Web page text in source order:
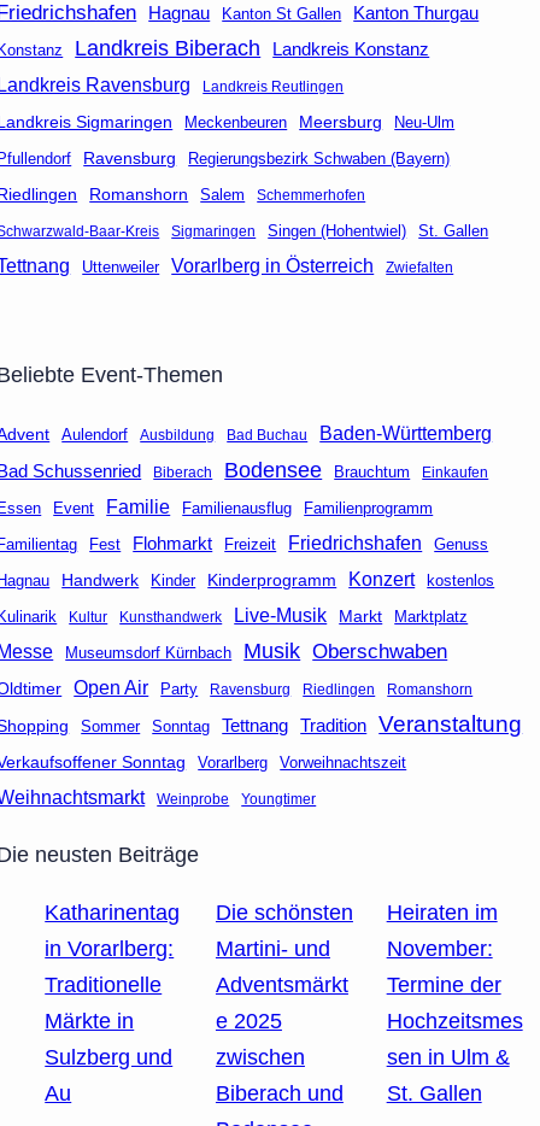
Hagnau Kanton St Gallen Kanton Thurgau
Konstanz Landkreis Biberach Landkreis Konstanz
Ravensburg Landkreis Reutlingen
Sigmaringen Meckenbeuren Meersburg Neu-Ulm
Pfullendorf Ravensburg Regierungsbezirk Schwaben (Bayern)
Romanshorn Salem Schemmerhofen
Baar-Kreis Sigmaringen Singen (Hohentwiel) St. Gallen
Uttenweiler Vorarlberg in Österreich Zwiefalten
Event-Themen
Aulendorf Ausbildung Bad Buchau
Baden-Württemberg
Schussenried
Biberach Bodensee Brauchtum Einkaufen
Essen Event Familie Familienausflug Familienprogramm
Familientag Fest Flohmarkt Freizeit Friedrichshafen Genuss
Hagnau Handwerk Kinder Kinderprogramm Konzert kostenlos
Kulinarik Kultur Kunsthandwerk Live-Musik Markt Marktplatz
Messe Museumsdorf Kürnbach Musik Oberschwaben
Open Air Party Ravensburg Riedlingen Romanshorn
Sommer Sonntag Tettnang Tradition Veranstaltung
Sonntag Vorarlberg Vorweihnachtszeit
Weinprobe Youngtimer
neusten Beiträge
Katharinentag
in Vorarlberg:
Traditionelle
Märkte in
Sulzberg und
Au
Die schönsten
Martini- und
Adventsmärkt
e 2025
zwischen
Biberach und
Heiraten im
November:
Termine der
Hochzeitsmes
sen in Ulm &
St. Gallen